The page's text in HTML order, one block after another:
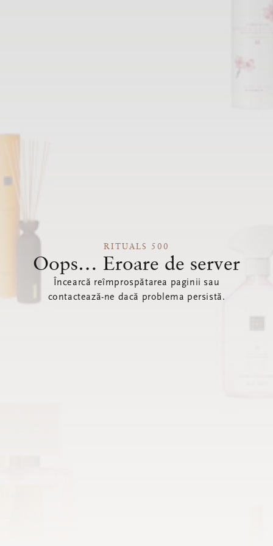
RITUALS 500
Oops… Eroare de server
Încearcă reîmprospătarea paginii sau
contactează-ne dacă problema persistă.